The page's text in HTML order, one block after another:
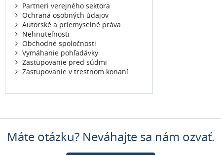
Partneri verejného sektora
Ochrana osobných údajov
Autorské a priemyselné práva
Nehnuteľnosti
Obchodné spoločnosti
Vymáhanie pohľadávky
Zastupovanie pred súdmi
Zastupovanie v trestnom konaní
Máte otázku? Neváhajte sa nám ozvať.